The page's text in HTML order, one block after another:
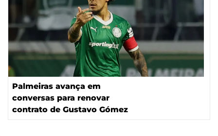
Palmeiras avança em
conversas para renovar
contrato de Gustavo Gómez